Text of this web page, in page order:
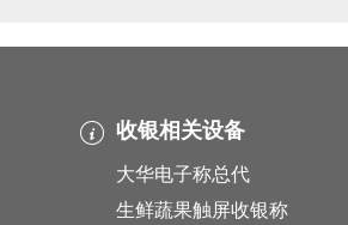
收银相关设备
大华电子称总代
生鲜蔬果触屏收银称